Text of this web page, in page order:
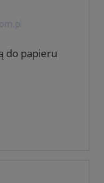
do papieru